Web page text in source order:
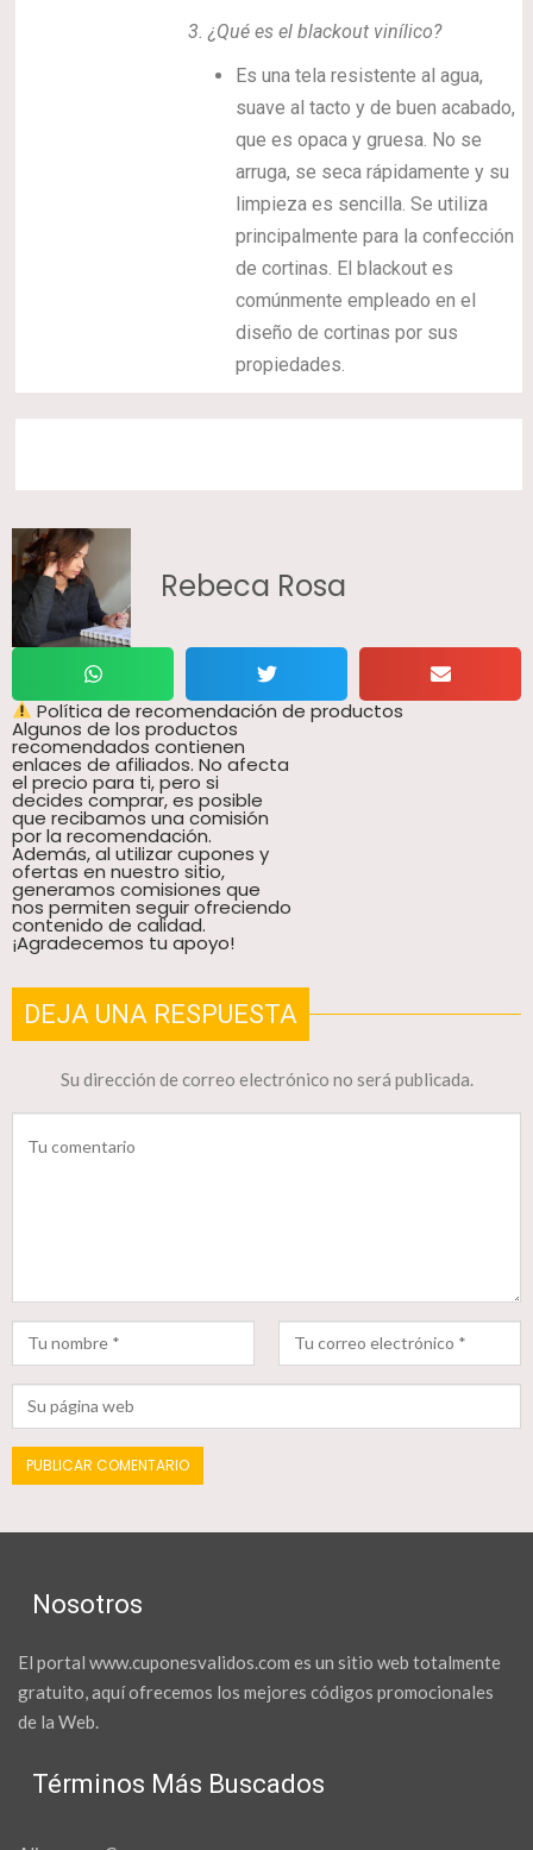
3.¿Qué es el blackout vinílico?
Es una tela resistente al agua,
suave al tacto y de buen acabado,
que es opaca y gruesa. No se
arruga, se seca rápidamente y su
limpieza es sencilla. Se utiliza
principalmente para la confección
de cortinas. El blackout es
comúnmente empleado en el
diseño de cortinas por sus
propiedades.
Rebeca Rosa
Política de recomendación de productos
Algunos de los productos
recomendados contienen
enlaces de afiliados. No afecta
el precio para ti, pero si
decides comprar, es posible
que recibamos una comisión
por la recomendación.
Además, al utilizar cupones y
ofertas en nuestro sitio,
generamos comisiones que
nos permiten seguir ofreciendo
contenido de calidad.
¡Agradecemos tu apoyo!
DEJA UNA RESPUESTA
Su dirección de correo electrónico no será publicada.
Nosotros
El portal www.cuponesvalidos.com es un sitio web totalmente
gratuito, aquí ofrecemos los mejores códigos promocionales
de la Web.
Términos Más Buscados